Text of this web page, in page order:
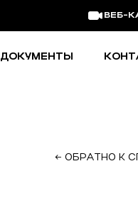
ВЕБ-
ДОКУМЕНТЫ
← ОБРАТНО К